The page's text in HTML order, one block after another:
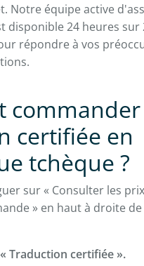
Notre équipe active
disponible 24 heures sur
répondre à vos
certifiée en
tchèque ?
sur « Consulter les
» en haut à droite
« Traduction certifiée ».